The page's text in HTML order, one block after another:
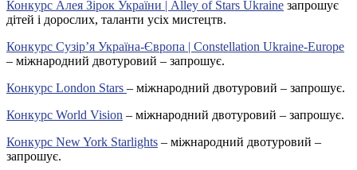
Конкурс Алея Зірок України | Alley of Stars Ukraine запрошує
дітей і дорослих, таланти усіх мистецтв.
Конкурс Сузір’я Україна-Європа | Constellation Ukraine-Europe
– міжнародний двотуровий – запрошує.
Конкурс London Stars – міжнародний двотуровий – запрошує.
Конкурс World Vision – міжнародний двотуровий – запрошує.
Конкурс New York Starlights – міжнародний двотуровий –
запрошує.